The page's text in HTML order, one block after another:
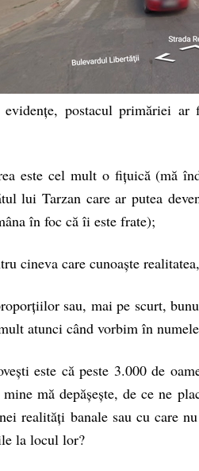
postacul primăriei
este cel mult o fițuică (mă
lui Tarzan care ar putea
în foc că îi este frate);
cineva care cunoaște
sau, mai pe scurt,
atunci când vorbim în
este că peste 3.000 de
mă depășește, de ce ne
realități banale sau cu care
la locul lor?